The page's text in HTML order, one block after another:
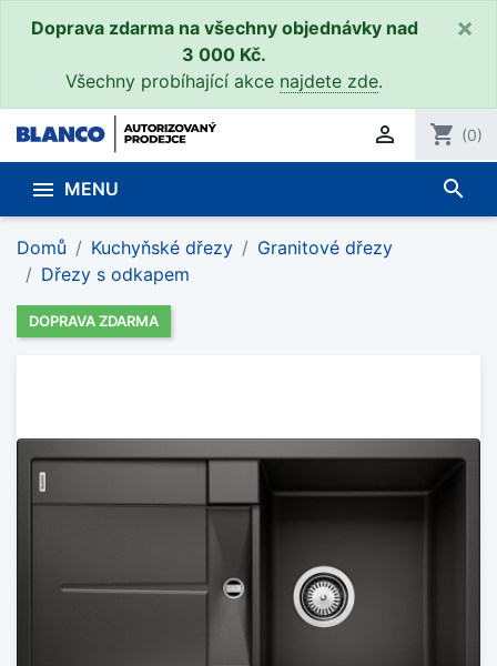
Doprava zdarma na všechny objednávky nad
3 000 Kč.
Všechny probíhající akce najdete zde.
×
 shopping_cart (0)
 MENU search
Domů Kuchyňské dřezy
Granitové dřezy
Dřezy s odkapem
DOPRAVA ZDARMA